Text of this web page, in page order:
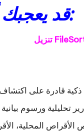
قد يعجبك أيضًا هذا: